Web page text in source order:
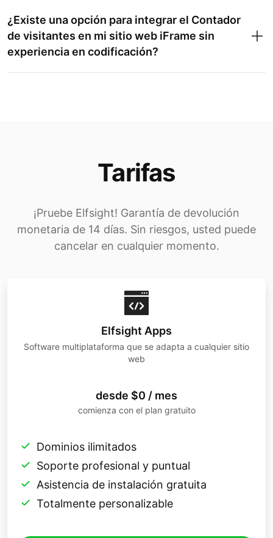
¿Existe una opción para integrar el Contador
de visitantes en mi sitio web iFrame sin
experiencia en codificación?
Tarifas
¡Pruebe Elfsight! Garantía de devolución
monetaria de 14 días. Sin riesgos, usted puede
cancelar en cualquier momento.
Elfsight Apps
Software multiplataforma que se adapta a cualquier sitio
web
desde $0 / mes
comienza con el plan gratuito
Dominios ilimitados
Soporte profesional y puntual
Asistencia de instalación gratuita
Totalmente personalizable